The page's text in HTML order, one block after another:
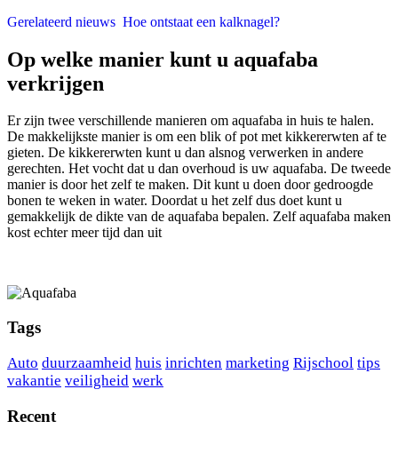
Gerelateerd nieuws Hoe ontstaat een kalknagel?
Op welke manier kunt u aquafaba
verkrijgen
Er zijn twee verschillende manieren om aquafaba in huis te halen.
De makkelijkste manier is om een blik of pot met kikkererwten af te
gieten. De kikkererwten kunt u dan alsnog verwerken in andere
gerechten. Het vocht dat u dan overhoud is uw aquafaba. De tweede
manier is door het zelf te maken. Dit kunt u doen door gedroogde
bonen te weken in water. Doordat u het zelf dus doet kunt u
gemakkelijk de dikte van de aquafaba bepalen. Zelf aquafaba maken
kost echter meer tijd dan uit
Tags
Auto duurzaamheid huis inrichten marketing Rijschool tips
vakantie veiligheid werk
Recent